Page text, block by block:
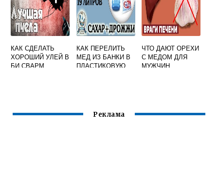
КАК СДЕЛАТЬ
ХОРОШИЙ УЛЕЙ В
БИ СВАРМ
КАК ПЕРЕЛИТЬ
МЕД ИЗ БАНКИ В
ПЛАСТИКОВУЮ
ЧТО ДАЮТ ОРЕХИ
С МЕДОМ ДЛЯ
МУЖЧИН
Реклама